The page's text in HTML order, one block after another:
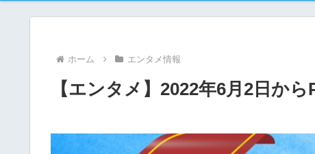
ホーム エンタメ情報
【エンタメ】2022年6月2日か